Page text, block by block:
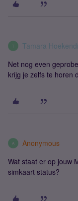
T Tamara
Net nog even
krijg je zelfs te horen
A Anonymous
Wat staat er op jouw
simkaart status?